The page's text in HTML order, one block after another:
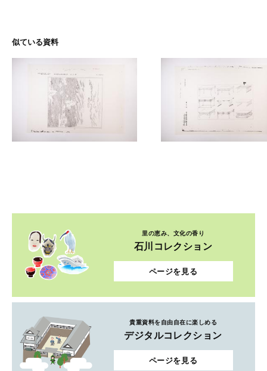
似ている資料
里の恵み、文化の香り
石川コレクション
ページを見る
貴重資料を自由自在に楽しめる
デジタルコレクション
ページを見る